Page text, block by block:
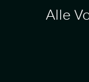
Alle